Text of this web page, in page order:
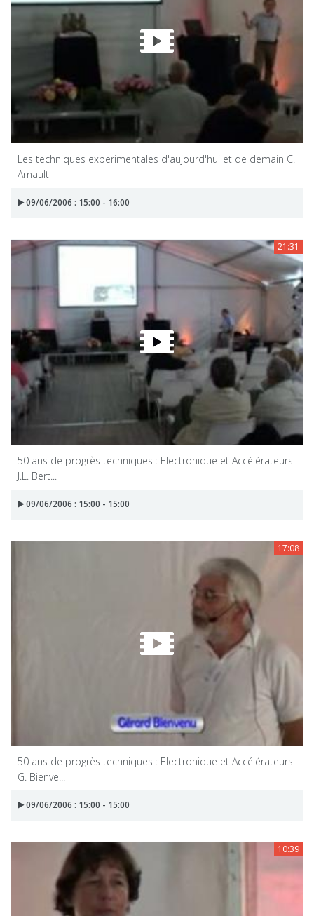
Les techniques experimentales d'aujourd'hui et de demain C.
Arnault
09/06/2006 : 15:00 - 16:00
21:31
50 ans de progrès techniques : Electronique et Accélérateurs
J.L. Bert...
09/06/2006 : 15:00 - 15:00
17:08
50 ans de progrès techniques : Electronique et Accélérateurs
G. Bienve...
09/06/2006 : 15:00 - 15:00
10:39